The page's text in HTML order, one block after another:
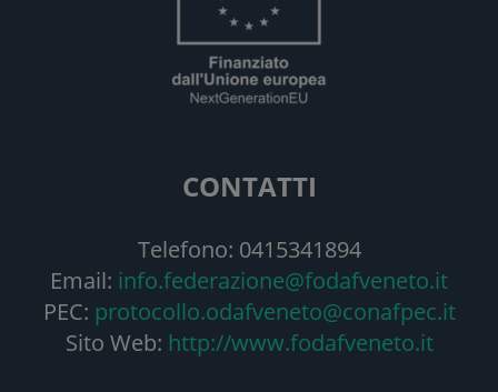
CONTATTI
Telefono: 0415341894
Email: info.federazione@fodafveneto.it
PEC: protocollo.odafveneto@conafpec.it
Sito Web: http://www.fodafveneto.it